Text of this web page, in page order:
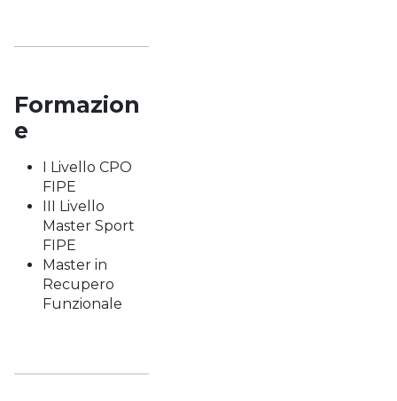
Formazion
e
I Livello CPO
FIPE
III Livello
Master Sport
FIPE
Master in
Recupero
Funzionale